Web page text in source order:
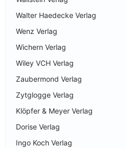
Walter Haedecke Verlag
Wenz Verlag
Wichern Verlag
Wiley VCH Verlag
Zaubermond Verlag
Zytglogge Verlag
Klöpfer & Meyer Verlag
Dorise Verlag
Ingo Koch Verlag